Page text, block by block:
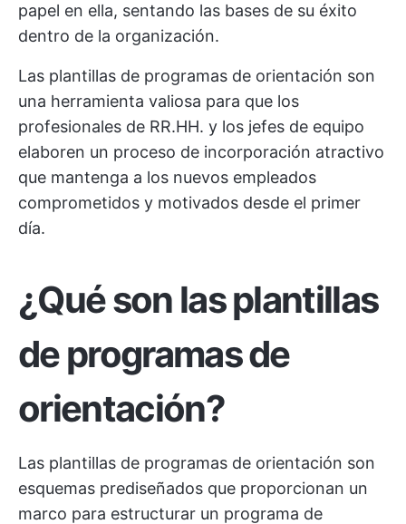
papel en ella, sentando las bases de su éxito
dentro de la organización.
Las plantillas de programas de orientación son
una herramienta valiosa para que los
profesionales de RR.HH. y los jefes de equipo
elaboren un proceso de incorporación atractivo
que mantenga a los nuevos empleados
comprometidos y motivados desde el primer
día.
¿Qué son las plantillas
de programas de
orientación?
Las plantillas de programas de orientación son
esquemas prediseñados que proporcionan un
marco para estructurar un programa de